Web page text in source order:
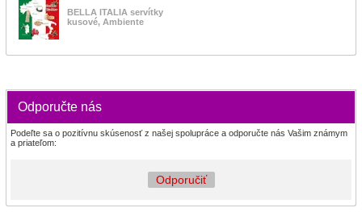
BELLA ITALIA servítky
kusové, Ambiente
Odporučte nás
Podeľte sa o pozitívnu skúsenosť z našej spolupráce a odporučte nás Vašim známym
a priateľom:
Odporučiť